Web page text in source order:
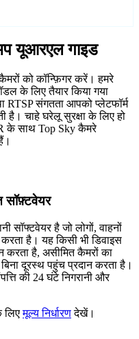
यूआरएल गाइड
को कॉन्फ़िगर करें। हमरे
के लिए तैयार किया गया
RTSP संगतता आपको प्लेटफॉर्म
है। चाहे घरेलू सुरक्षा के लिए हो
के साथ Top Sky कैमरे
सॉफ्टवेयर है जो लोगों, वाहनों
है। यह किसी भी डिवाइस
करता है, असीमित कैमरों का
दूरस्थ पहुंच प्रदान करता है।
की 24 घंटे निगरानी और
लिएमूल्य निर्धारणदेखें।